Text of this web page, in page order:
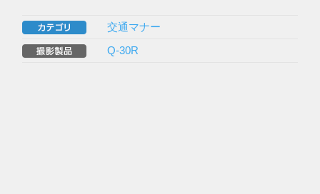
交通マナー
Q-30R